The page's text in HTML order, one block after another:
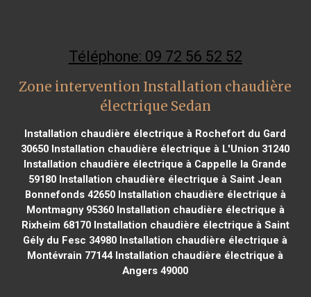
Téléphone: 09 72 56 52 52
Zone intervention Installation chaudière
électrique Sedan
Installation chaudière électrique à Rochefort du Gard
30650 Installation chaudière électrique à L'Union 31240
Installation chaudière électrique à Cappelle la Grande
59180 Installation chaudière électrique à Saint Jean
Bonnefonds 42650Installation chaudière électrique à
Montmagny 95360Installation chaudière électrique à
Rixheim 68170Installation chaudière électrique à Saint
Gély du Fesc 34980 Installation chaudière électrique à
Montévrain 77144Installation chaudière électrique à
Angers 49000